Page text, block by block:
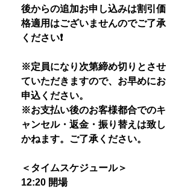
後からの追加お申し込みは割引価
格適用はございませんのでご了承
ください❗️
※定員になり次第締め切りとさせ
ていただきますので、お早めにお
申込ください。
※お支払い後のお客様都合でのキ
ャンセル・返金・振り替えは致し
かねます。ご了承ください。
＜タイムスケジュール＞
12:20 開場